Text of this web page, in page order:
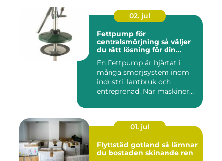
02. jul
Fettpump för
centralsmörjning så väljer
du rätt lösning för din
En Fettpump är hjärtat i
många smörjsystem inom
industri, lantbruk och
entreprenad. När maskiner
01. jul
Flyttstäd gotland så lämnar
du bostaden skinande ren